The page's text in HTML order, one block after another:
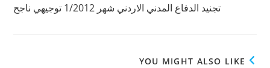
تجنيد الدفاع المدني الاردني شهر 1/2012 توجيهي ناجح
YOU MIGHT ALSO LIKE